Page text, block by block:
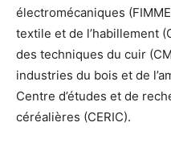
électromécaniques
textile et de l’habillement
des techniques du cuir
industries du bois et de
Centre d’études et de
céréalières (CERIC).